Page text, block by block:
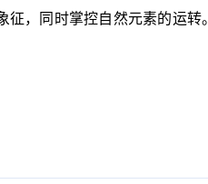
，同时掌控自然元素的运转。